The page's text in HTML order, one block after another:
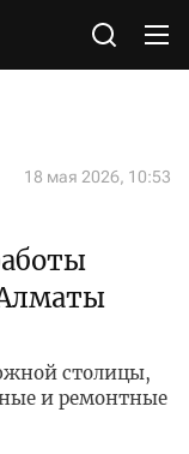
18 мая 2026, 10:53
столицы,
и ремонтные